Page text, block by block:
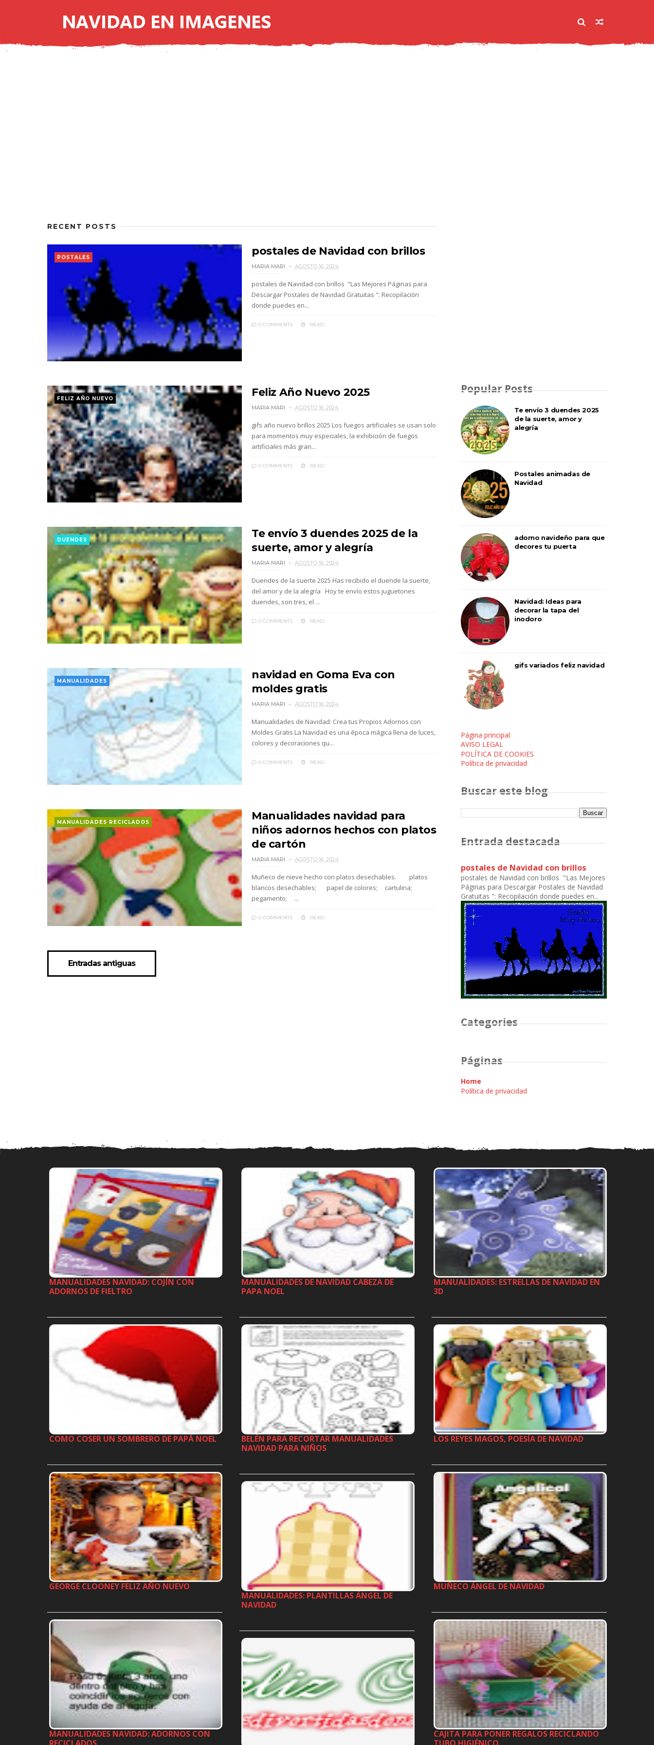
RECENT POSTS
POSTALES postales de Navidad con brillos
MARIA MARI AGOSTO 16, 2024
postales de Navidad con brillos "Las Mejores Páginas para
Descargar Postales de Navidad Gratuitas ": Recopilación
donde puedes en...
0 COMMENTS READ
FELIZ AÑO NUEVO Feliz Año Nuevo 2025
MARIA MARI AGOSTO 16, 2024
gifs año nuevo brillos 2025 Los fuegos artificiales se usan solo
para momentos muy especiales, la exhibición de fuegos
artificiales más gran...
0 COMMENTS READ
DUENDES
Te envío 3 duendes 2025 de la
suerte, amor y alegría
MARIA MARI AGOSTO 16, 2024
Duendes de la suerte 2025 Has recibido el duende la suerte,
del amor y de la alegría Hoy te envío estos juguetones
duendes, son tres, el ...
0 COMMENTS READ
MANUALIDADES
navidad en Goma Eva con
moldes gratis
MARIA MARI AGOSTO 16, 2024
Manualidades de Navidad: Crea tus Propios Adornos con
Moldes Gratis La Navidad es una época mágica llena de luces,
colores y decoraciones qu...
0 COMMENTS READ
MANUALIDADES RECICLADOS
Manualidades navidad para
niños adornos hechos con platos
de cartón
MARIA MARI AGOSTO 16, 2024
Muñeco de nieve hecho con platos desechables. platos
blancos desechables; papel de colores; cartulina;
pegamento; ...
0 COMMENTS READ
Entradas antiguas
Popular Posts
Te envío 3 duendes 2025
de la suerte, amor y
alegría
Postales animadas de
Navidad
adorno navideño para que
decores tu puerta
Navidad: Ideas para
decorar la tapa del
inodoro
gifs variados feliz navidad
Página principal
AVISO LEGAL
POLÍTICA DE COOKIES
Política de privacidad
Buscar este blog
Entrada destacada
postales de Navidad con brillos
postales de Navidad con brillos "Las Mejores
Páginas para Descargar Postales de Navidad
Gratuitas ": Recopilación donde puedes en...
Categories
Páginas
Home
Política de privacidad
MANUALIDADES NAVIDAD: COJÍN CON
ADORNOS DE FIELTRO
COMO COSER UN SOMBRERO DE PAPÁ NOEL
GEORGE CLOONEY FELIZ AÑO NUEVO
MANUALIDADES NAVIDAD: ADORNOS CON
MANUALIDADES DE NAVIDAD CABEZA DE
PAPA NOEL
BELÉN PARA RECORTAR MANUALIDADES
NAVIDAD PARA NIÑOS
MANUALIDADES: PLANTILLAS ÁNGEL DE
NAVIDAD
MANUALIDADES: ESTRELLAS DE NAVIDAD EN
3D
LOS REYES MAGOS, POESÍA DE NAVIDAD
MUÑECO ÁNGEL DE NAVIDAD
CAJITA PARA PONER REGALOS RECICLANDO